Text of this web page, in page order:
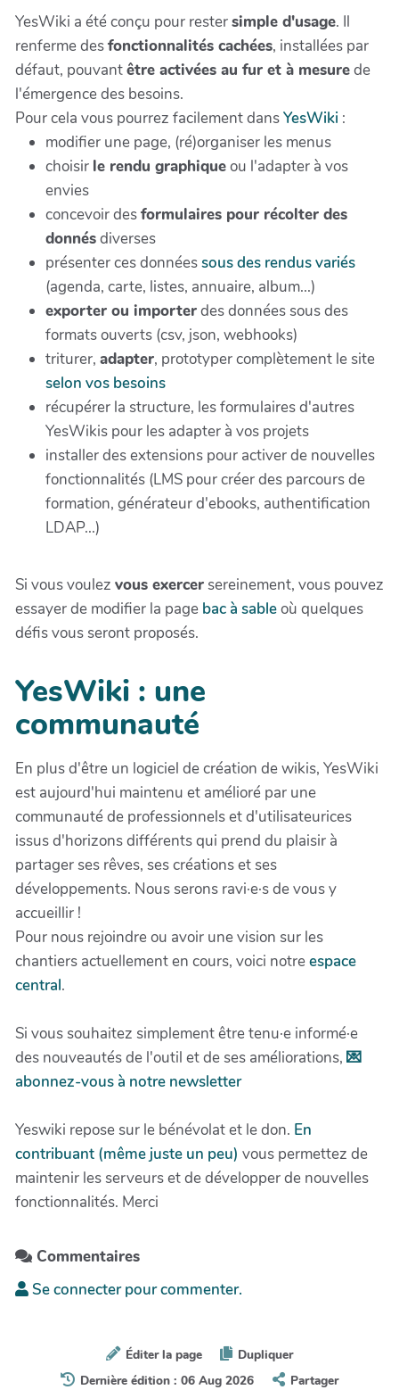
YesWiki a été conçu pour restersimple d'usage. Il
renferme desfonctionnalités cachées, installées par
défaut, pouvantêtre activées au fur et à mesurede
l'émergence des besoins.
Pour cela vous pourrez facilement dansYesWiki :
modifier une page, (ré)organiser les menus
choisir le rendu graphiqueou l'adapter à vos
envies
concevoir desformulaires pour récolter des
donnésdiverses
présenter ces donnéessous des rendus variés
(agenda, carte, listes, annuaire, album...)
exporter ou importerdes données sous des
formats ouverts (csv, json, webhooks)
triturer, adapter, prototyper complètement le site
selon vos besoins
récupérer la structure, les formulaires d'autres
YesWikis pour les adapter à vos projets
installer des extensions pour activer de nouvelles
fonctionnalités (LMS pour créer des parcours de
formation, générateur d'ebooks, authentification
LDAP...)
Si vous voulez vous exercersereinement, vous pouvez
essayer de modifier la page bac à sableoù quelques
défis vous seront proposés.
YesWiki : une
communauté
En plus d'être un logiciel de création de wikis, YesWiki
est aujourd'hui maintenu et amélioré par une
communauté de professionnels et d'utilisateurices
issus d'horizons différents qui prend du plaisir à
partager ses rêves, ses créations et ses
développements. Nous serons ravi·e·s de vous y
accueillir !
Pour nous rejoindre ou avoir une vision sur les
chantiers actuellement en cours, voici notreespace
central.
Si vous souhaitez simplement être tenu·e informé·e
des nouveautés de l'outil et de ses améliorations, 💌
abonnez-vous à notre newsletter
Yeswiki repose sur le bénévolat et le don. En
contribuant (même juste un peu) vous permettez de
maintenir les serveurs et de développer de nouvelles
fonctionnalités. Merci
Commentaires
Se connecter pour commenter.
Éditer la page
Dupliquer
Dernière édition : 06 Aug 2026
Partager